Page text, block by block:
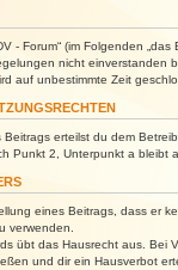
- Forum“ (im Folgenden
nicht einverstanden
auf unbestimmte Zeit
Beitrags erteilst du dem
Punkt 2, Unterpunkt a bleibt
eines Beitrags, dass er
verwenden.
übt das Hausrecht aus. Bei
und dir ein Hausverbot